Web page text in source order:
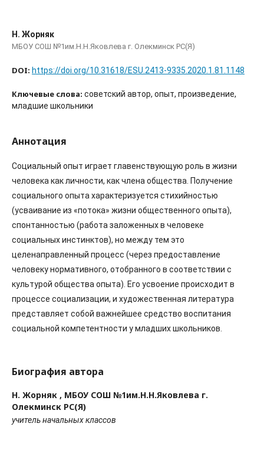
Н. Жорняк
МБОУ СОШ №1им.Н.Н.Яковлева г. Олекминск РС(Я)
DOI: https://doi.org/10.31618/ESU.2413-9335.2020.1.81.1148
Ключевые слова: советский автор, опыт, произведение,
младшие школьники
Аннотация
Социальный опыт играет главенствующую роль в жизни
человека как личности, как члена общества. Получение
социального опыта характеризуется стихийностью
(усваивание из «потока» жизни общественного опыта),
спонтанностью (работа заложенных в человеке
социальных инстинктов), но между тем это
целенаправленный процесс (через предоставление
человеку нормативного, отобранного в соответствии с
культурой общества опыта). Его усвоение происходит в
процессе социализации, и художественная литература
представляет собой важнейшее средство воспитания
социальной компетентности у младших школьников.
Биография автора
Н. Жорняк , МБОУ СОШ №1им.Н.Н.Яковлева г.
Олекминск РС(Я)
учитель начальных классов